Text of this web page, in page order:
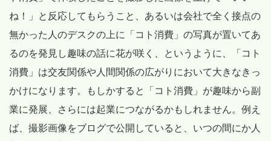
ね！」と反応してもらうこと、あるいは会社で全く接点の
無かった人のデスクの上に「コト消費」の写真が置いてあ
るのを発見し趣味の話に花が咲く、というように、「コト
消費」は交友関係や人間関係の広がりにおいて大きなきっ
かけになります。もしかすると「コト消費」が趣味から副
業に発展、さらには起業につながるかもしれません。例え
ば、撮影画像をブログで公開していると、いつの間にか人